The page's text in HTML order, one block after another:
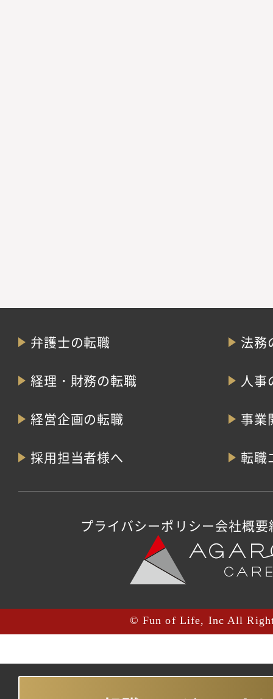
弁護士の転職 法務
経理・財務の転職 人事
経営企画の転職 事業
採用担当者様へ 転職
プライバシーポリシー会社概要
© Fun of Life, Inc All Right